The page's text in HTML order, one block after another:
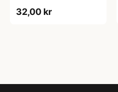
pieces
32,00 kr